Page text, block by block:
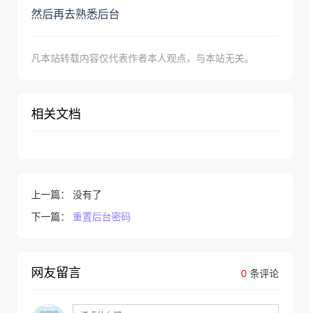
然后再去熟悉后台
凡本站转载内容仅代表作者本人观点，与本站无关。
相关文档
上一篇： 没有了
下一篇： 重置后台密码
0 条评论
网友留言